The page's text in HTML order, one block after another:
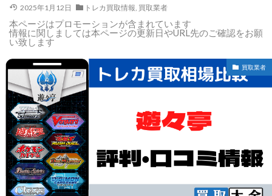
2025年1月12日 トレカ買取情報, 買取業者
本ページはプロモーションが含まれています
情報に関しましては本ページの更新日やURL先のご確認をお願
い致します
買取業者